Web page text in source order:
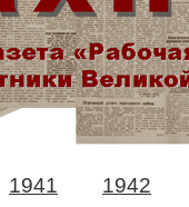
1941
1942